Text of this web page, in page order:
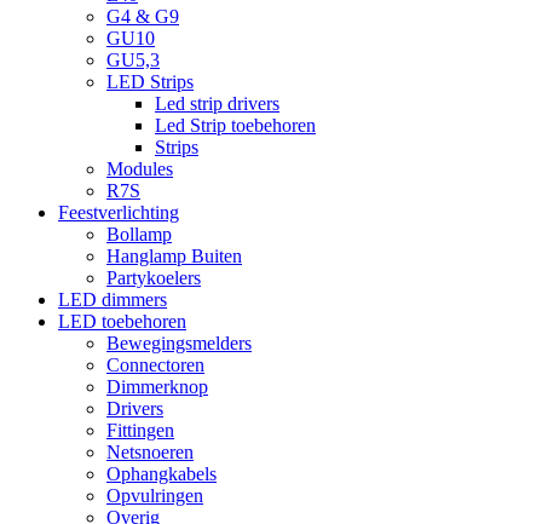
G4 & G9
GU10
GU5,3
LED Strips
Led strip drivers
Led Strip toebehoren
Strips
Modules
R7S
Feestverlichting
Bollamp
Hanglamp Buiten
Partykoelers
LED dimmers
LED toebehoren
Bewegingsmelders
Connectoren
Dimmerknop
Drivers
Fittingen
Netsnoeren
Ophangkabels
Opvulringen
Overig